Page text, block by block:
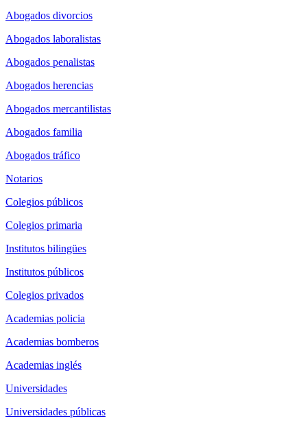
Abogados divorcios
Abogados laboralistas
Abogados penalistas
Abogados herencias
Abogados mercantilistas
Abogados familia
Abogados tráfico
Notarios
Colegios públicos
Colegios primaria
Institutos bilingües
Institutos públicos
Colegios privados
Academias policia
Academias bomberos
Academias inglés
Universidades
Universidades públicas